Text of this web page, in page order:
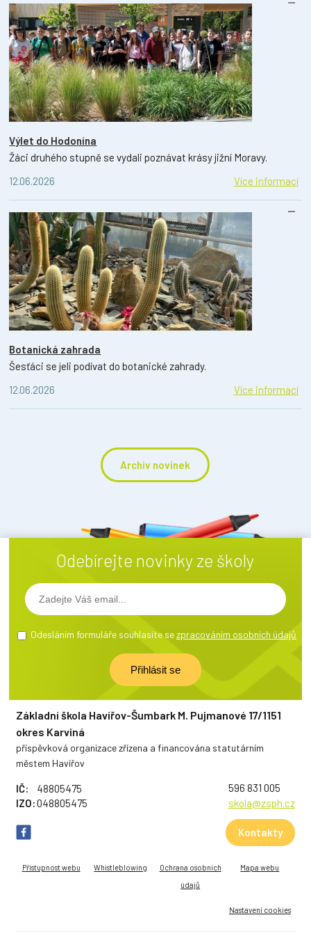
Výlet do Hodonína
Žáci druhého stupně se vydali poznávat krásy jižní Moravy.
12.06.2026
Více informací
Botanická zahrada
Šesťáci se jeli podívat do botanické zahrady.
12.06.2026
Více informací
Archiv novinek
Odebírejte novinky ze školy
Odesláním formuláře souhlasíte sezpracováním osobních údajů
Základní škola Havířov-Šumbark M. Pujmanové 17/1151
okres Karviná
příspěvková organizace zřízena a financována statutárním
městem Havířov
IČ:
48805475
IZO:048805475
596 831 005
skola@zsph.cz
Kontakty
Přístupnost webu Whistleblowing
Ochrana osobních
údajů
Mapa webu
Nastavení cookies